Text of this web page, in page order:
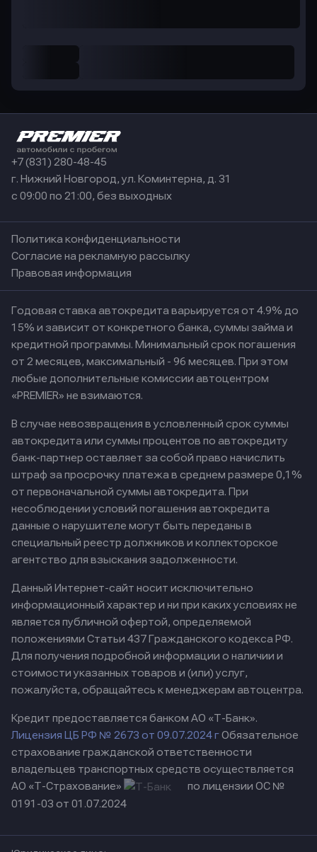
+7 (831) 280-48-45
г. Нижний Новгород, ул. Коминтерна, д. 31
с 09:00 по 21:00, без выходных
Политика конфиденциальности
Согласие на рекламную рассылку
Правовая информация
Годовая ставка автокредита варьируется от 4.9% до
15% и зависит от конкретного банка, суммы займа и
кредитной программы. Минимальный срок погашения
от 2 месяцев, максимальный - 96 месяцев. При этом
любые дополнительные комиссии автоцентром
«PREMIER» не взимаются.
В случае невозвращения в условленный срок суммы
автокредита или суммы процентов по автокредиту
банк-партнер оставляет за собой право начислить
штраф за просрочку платежа в среднем размере 0,1%
от первоначальной суммы автокредита. При
несоблюдении условий погашения автокредита
данные о нарушителе могут быть переданы в
специальный реестр должников и коллекторское
агентство для взыскания задолженности.
Данный Интернет-сайт носит исключительно
информационный характер и ни при каких условиях не
является публичной офертой, определяемой
положениями Статьи 437 Гражданского кодекса РФ.
Для получения подробной информации о наличии и
стоимости указанных товаров и (или) услуг,
пожалуйста, обращайтесь к менеджерам автоцентра.
Кредит предоставляется банком АО «Т-Банк».
Лицензия ЦБ РФ № 2673 от 09.07.2024 гОбязательное
страхование гражданской ответственности
владельцев транспортных средств осуществляется
АО «Т-Страхование»
по лицензии ОС №
0191-03 от 01.07.2024